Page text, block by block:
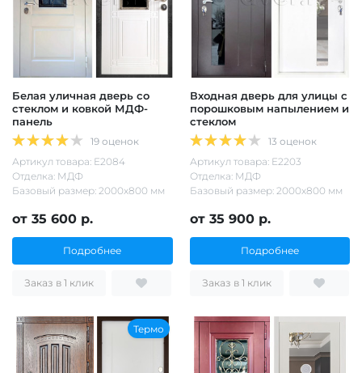
Белая уличная дверь со
стеклом и ковкой МДФ-
панель
19 оценок
Артикул товара: Е2084
Отделка: МДФ
Базовый размер: 2000х800 мм
от 35 600 р.
Подробнее
Заказ в 1 клик
Входная дверь для улицы с
порошковым напылением и
стеклом
13 оценок
Артикул товара: Е2203
Отделка: МДФ
Базовый размер: 2000х800 мм
от 35 900 р.
Подробнее
Заказ в 1 клик
Термо